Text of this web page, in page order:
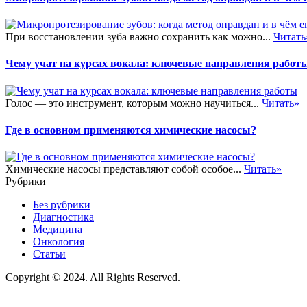
При восстановлении зуба важно сохранить как можно...
Чему учат на курсах вокала: ключевые направления
Голос — это инструмент, которым можно научиться... Читать»
Где в основном применяются химические насосы?
Химические насосы представляют собой особое... Читать»
Рубрики
Без рубрики
Диагностика
Медицина
Онкология
Статьи
Copyright © 2024. All Rights Reserved.